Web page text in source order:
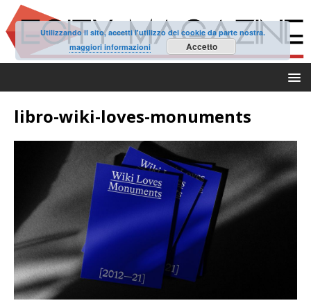
libro-wiki-loves-monuments
Utilizzando il sito, accetti l'utilizzo dei cookie da parte nostra.
maggiori informazioni
Accetto